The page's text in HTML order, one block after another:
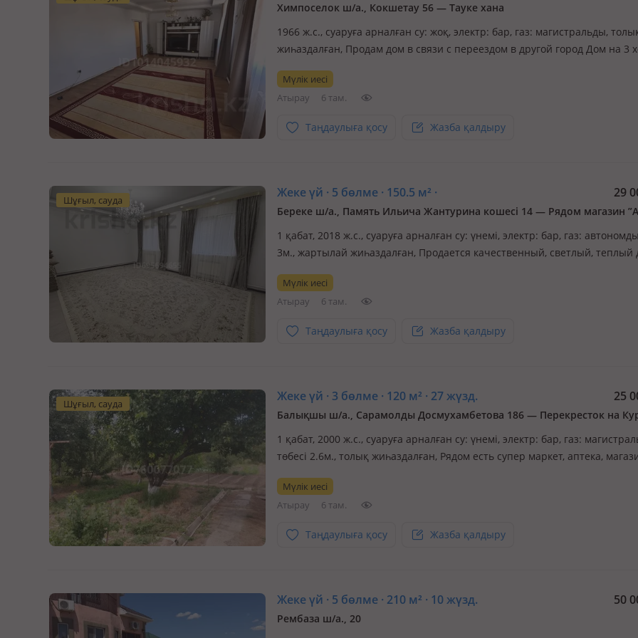
Химпоселок ш/а., Кокшетау 56 — Тауке хана
1966 ж.с., суаруға арналған су: жоқ, электр: бар, газ: магистральды,
жиһаздалған, Продам дом в связи с переездом в другой город Дом на 3
системы, во двор нужны вложения, а так сам дом подходит к тому что
Мүлік иесі
Атырау
6 там.
Таңдаулыға қосу Жазба қалдыру
Шұғыл, сауда Жеке үй · 5 бөлме · 150.5 м² · 29
Береке ш/а., Память Ильича Жантурина кошесі 14 — Рядом магазин
1 қабат, 2018 ж.с., суаруға арналған су: үнемі, электр: бар, газ:
3м., жартылай жиһаздалған, Продается качественный, светлый, теплый
10 соток, во дворе имеются плодовые деревья и ягоды. Через доро…
Мүлік иесі
Атырау
6 там.
Таңдаулыға қосу Жазба қалдыру
Шұғыл, сауда Жеке үй · 3 бөлме · 120 м² · 27 жүзд. 25
Балықшы ш/а., Сарамолды Досмухамбетова 186 — Перекресток на
1 қабат, 2000 ж.с., суаруға арналған су: үнемі, электр: бар, газ:
төбесі 2.6м., толық жиһаздалған, Рядом есть супер маркет, аптека,
Мүлік иесі
Атырау
6 там.
Таңдаулыға қосу Жазба қалдыру
Жеке үй · 5 бөлме · 210 м² · 10 жүзд. 50
Рембаза ш/а., 20